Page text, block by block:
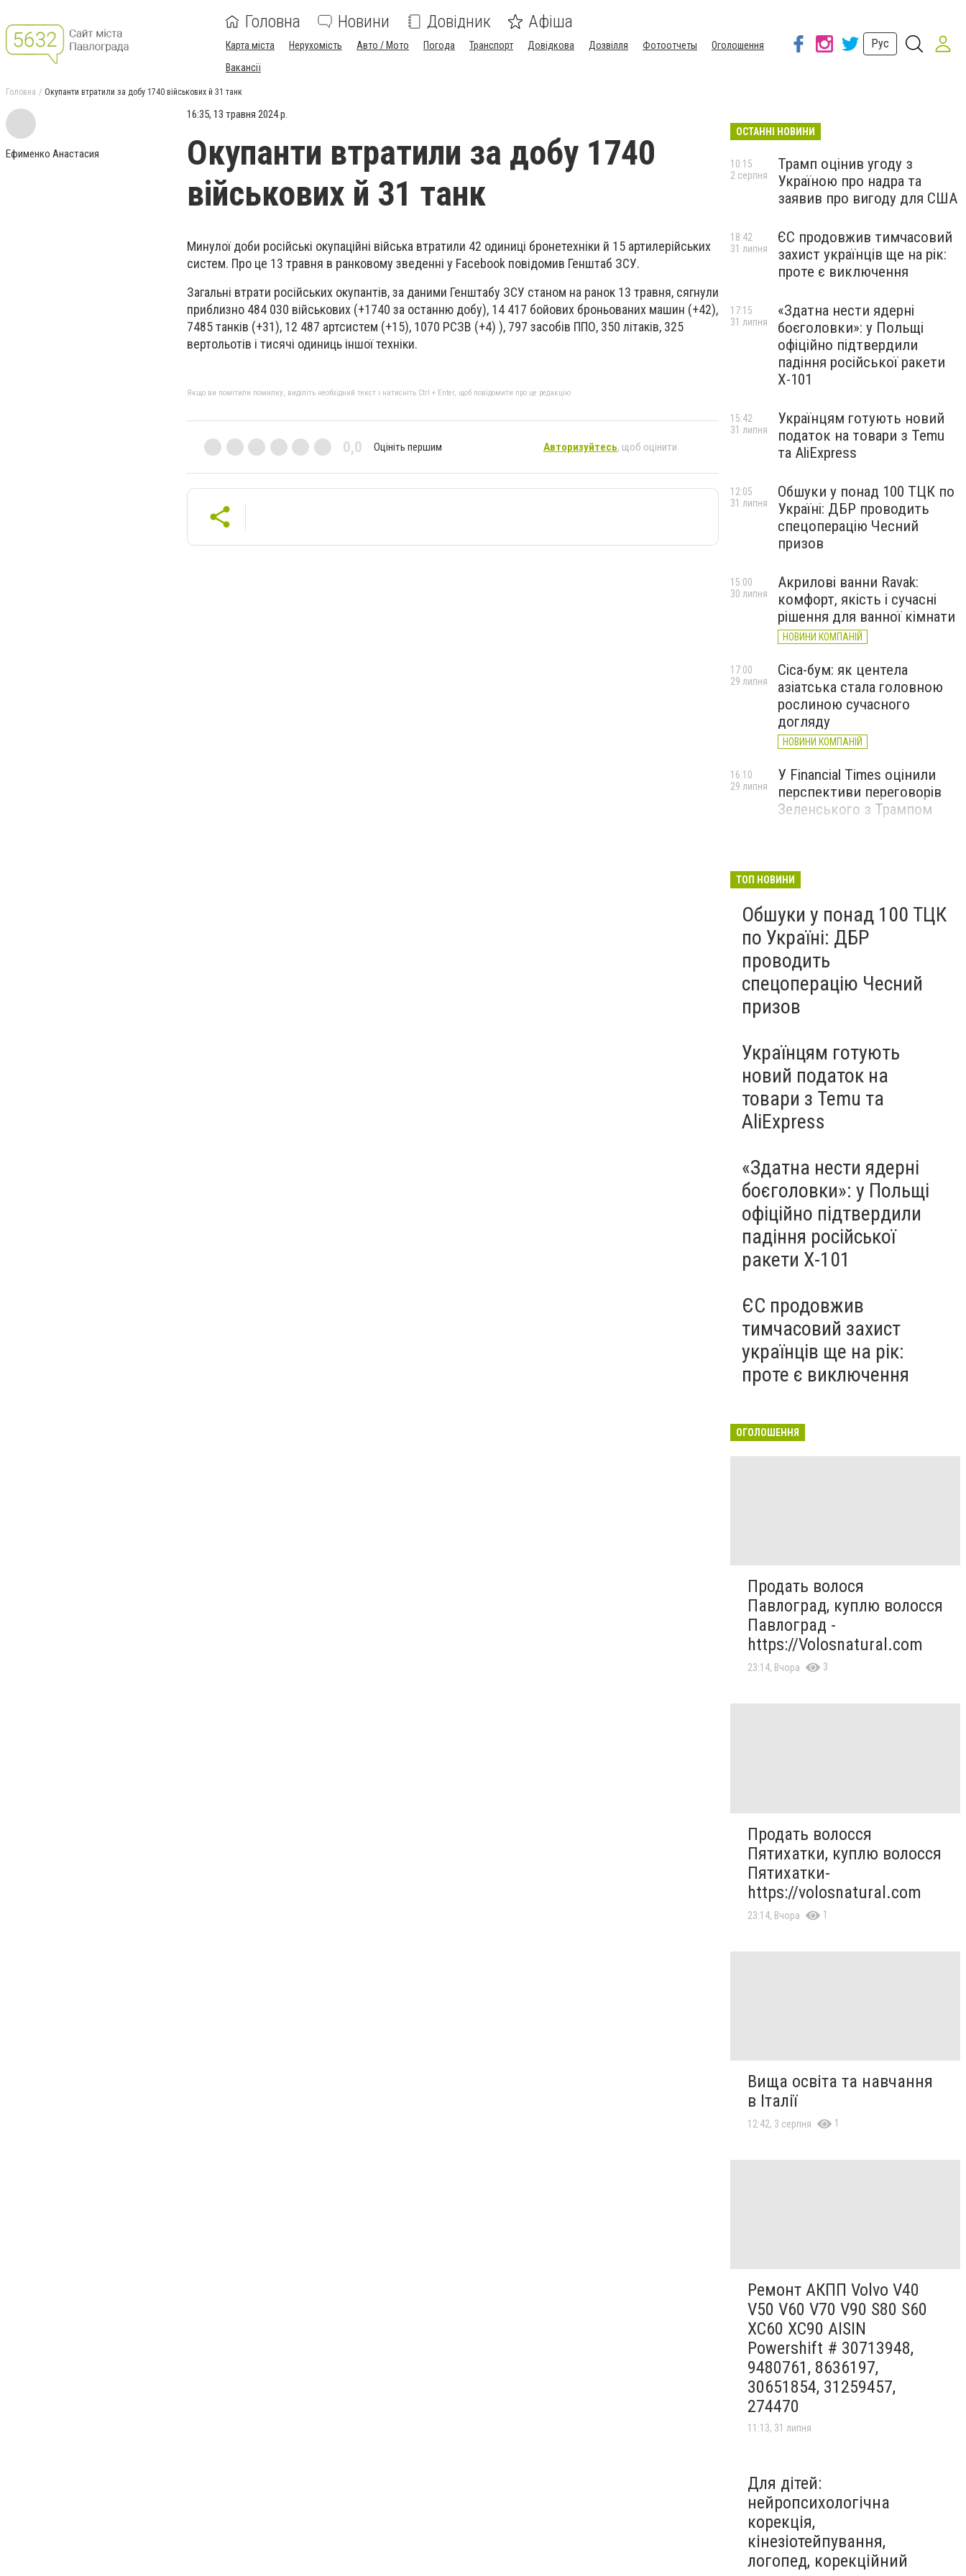
Головна Новини Довідник Афіша
Карта міста Нерухомість Авто / Мото Погода Транспорт Довідкова Дозвілля Фотоотчеты
Оголошення
Вакансії
Рус
Головна Окупанти втратили за добу 1740 військових й 31 танк
Ефименко Анастасия
16:35, 13 травня 2024 р.
Окупанти втратили за добу 1740
військових й 31 танк
Минулої доби російські окупаційні війська втратили 42 одиниці бронетехніки й 15 артилерійських
систем. Про це 13 травня в ранковому зведенні у Facebook повідомив Генштаб ЗСУ.
Загальні втрати російських окупантів, за даними Генштабу ЗСУ станом на ранок 13 травня, сягнули
приблизно 484 030 військових (+1740 за останню добу), 14 417 бойових броньованих машин (+42),
7485 танків (+31), 12 487 артсистем (+15), 1070 РСЗВ (+4) ), 797 засобів ППО, 350 літаків, 325
вертольотів і тисячі одиниць іншої техніки.
Якщо ви помітили помилку, виділіть необхідний текст і натисніть Ctrl + Enter, щоб повідомити про це редакцію
0,0 Оцініть першим Авторизуйтесь, щоб оцінити
ОСТАННІ НОВИНИ
Трамп оцінив угоду з
Україною про надра та
заявив про вигоду для США
10:15
2 серпня
ЄС продовжив тимчасовий
захист українців ще на рік:
проте є виключення
18:42
31 липня
«Здатна нести ядерні
боєголовки»: у Польщі
офіційно підтвердили
падіння російської ракети
Х-101
17:15
31 липня
Українцям готують новий
податок на товари з Temu
та AliExpress
15:42
31 липня
Обшуки у понад 100 ТЦК по
Україні: ДБР проводить
спецоперацію Чесний
призов
12:05
31 липня
Акрилові ванни Ravak:
комфорт, якість і сучасні
рішення для ванної кімнати
НОВИНИ КОМПАНІЙ
15:00
30 липня
Cica-бум: як центела
азіатська стала головною
рослиною сучасного
догляду
НОВИНИ КОМПАНІЙ
17:00
29 липня
У Financial Times оцінили
перспективи переговорів
Зеленського з Трампом
16:10
29 липня
ТОП НОВИНИ
Обшуки у понад 100 ТЦК
по Україні: ДБР
проводить
спецоперацію Чесний
призов
Українцям готують
новий податок на
товари з Temu та
AliExpress
«Здатна нести ядерні
боєголовки»: у Польщі
офіційно підтвердили
падіння російської
ракети Х-101
ЄС продовжив
тимчасовий захист
українців ще на рік:
проте є виключення
ОГОЛОШЕННЯ
Продать волося
Павлоград, куплю волосся
Павлоград -
https://Volosnatural.com
23:14, Вчора 3
Продать волосся
Пятихатки, куплю волосся
Пятихатки-
https://volosnatural.com
23:14, Вчора 1
Вища освіта та навчання
в Італії
12:42, 3 серпня 1
Ремонт АКПП Volvo V40
V50 V60 V70 V90 S80 S60
XC60 XC90 AISIN
Powershift # 30713948,
9480761, 8636197,
30651854, 31259457,
274470
11:13, 31 липня
Для дітей:
нейропсихологічна
корекція,
кінезіотейпування,
логопед, корекційний